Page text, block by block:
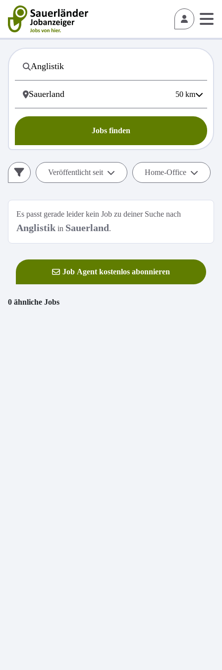
50 km
Jobs finden
Veröffentlicht seit Home-Office
Es passt gerade leider kein Job zu deiner Suche nach
Anglistik in Sauerland.
Job Agent kostenlos abonnieren
0 ähnliche Jobs